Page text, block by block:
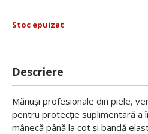
Stoc epuizat
Descriere
Mănuși profesionale din piele,
pentru protecție suplimentară a
mânecă până la cot și bandă